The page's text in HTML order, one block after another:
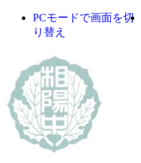
PCモードで画面を切
り替え